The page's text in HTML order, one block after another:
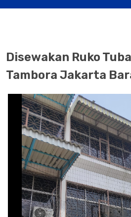
Disewakan Ruko
Tambora Jakarta